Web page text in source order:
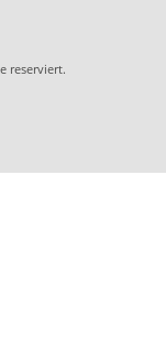
reserviert.